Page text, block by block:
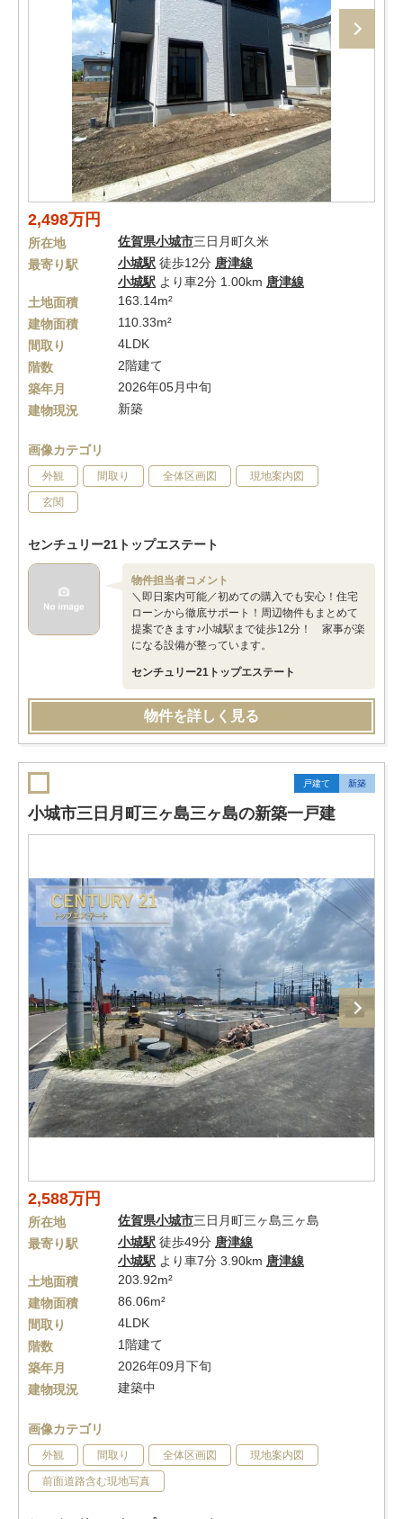
2,498万円
所在地 佐賀県小城市三日月町久米
最寄り駅
小城駅 徒歩12分 唐津線
小城駅 より車2分 1.00km 唐津線
土地面積
163.14m²
建物面積
110.33m²
間取り
4LDK
階数
2階建て
築年月
2026年05月中旬
建物現況
新築
画像カテゴリ
外観 間取り 全体区画図 現地案内図
玄関
センチュリー21トップエステート
物件担当者コメント
＼即日案内可能／初めての購入でも安心！住宅
ローンから徹底サポート！周辺物件もまとめて
提案できます♪小城駅まで徒歩12分！ 家事が楽
になる設備が整っています。
センチュリー21トップエステート
物件を詳しく見る
戸建て 新築
小城市三日月町三ヶ島三ヶ島の新築一戸建
2,588万円
所在地 佐賀県小城市三日月町三ヶ島三ヶ島
最寄り駅
小城駅 徒歩49分 唐津線
小城駅 より車7分 3.90km 唐津線
土地面積
203.92m²
建物面積
86.06m²
間取り
4LDK
階数
1階建て
築年月
2026年09月下旬
建物現況
建築中
画像カテゴリ
外観 間取り 全体区画図 現地案内図
前面道路含む現地写真